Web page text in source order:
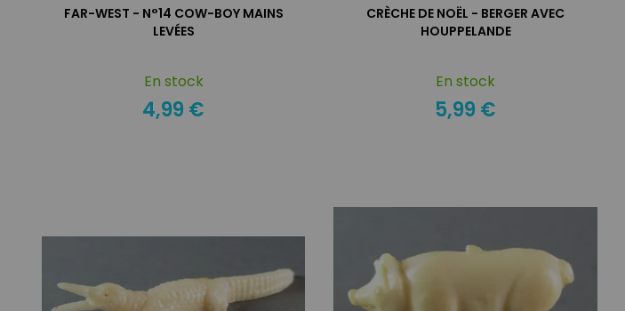
FAR-WEST - N°14 COW-BOY MAINS
LEVÉES
En stock
4,99 €
CRÈCHE DE NOËL - BERGER AVEC
HOUPPELANDE
En stock
5,99 €